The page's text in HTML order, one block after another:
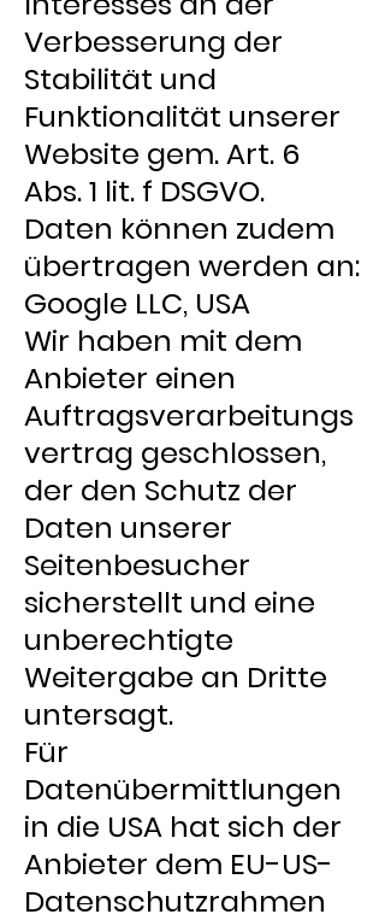
Verbesserung der
Stabilität und
Funktionalität unserer
Website gem. Art. 6
Abs. 1 lit. f DSGVO.
Daten können zudem
übertragen werden an:
Google LLC, USA
Wir haben mit dem
Anbieter einen
Auftragsverarbeitungs
vertrag geschlossen,
der den Schutz der
Daten unserer
Seitenbesucher
sicherstellt und eine
unberechtigte
Weitergabe an Dritte
untersagt.
Für
Datenübermittlungen
in die USA hat sich der
Anbieter dem EU-US-
Datenschutzrahmen